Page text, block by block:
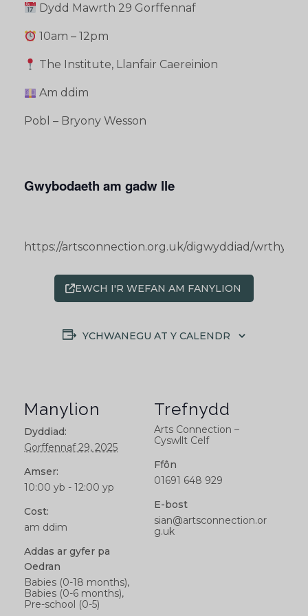
Dydd Mawrth 29 Gorffennaf
10am – 12pm
The Institute, Llanfair Caereinion
Am ddim
Pobl – Bryony Wesson
Gwybodaeth am gadw lle
https://artsconnection.org.uk/digwyddiad/
EWCH I'R WEFAN AM FANYLION
YCHWANEGU AT Y CALENDR
Manylion
Dyddiad:
Gorffennaf 29, 2025
Amser:
10:00 yb - 12:00 yp
Cost:
am ddim
Addas ar gyfer pa
Oedran
Babies (0-18 months),
Babies (0-6 months),
Pre-school (0-5)
Trefnydd
Arts Connection –
Cyswllt Celf
Ffôn
01691 648 929
E-bost
sian@artsconnection.or
g.uk